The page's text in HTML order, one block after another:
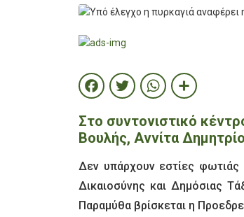
Facebook
TwitterShare
Στο συντονιστικό
Βουλής, Αννίτα
Δεν υπάρχουν εστίες
Δικαιοσύνης και Δημόσιας
Παραμύθα βρίσκεται η